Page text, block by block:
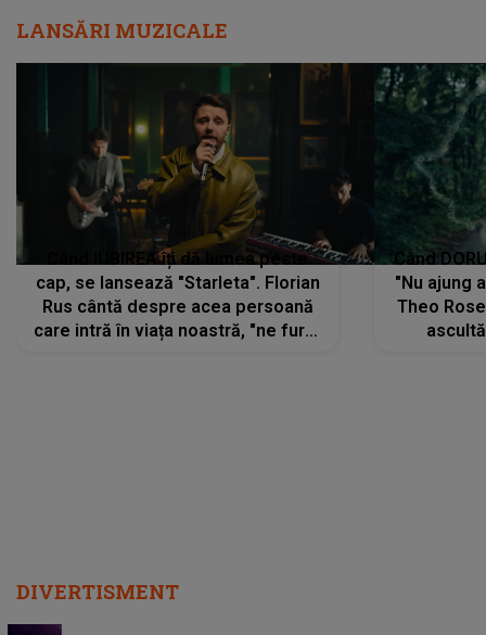
LANSĂRI MUZICALE
Când IUBIREA îți dă lumea peste
cap, se lansează "Starleta". Florian
Rus cântă despre acea persoană
care intră în viața noastră, "ne fură"
Când
"Nu ajung
Theo
DIVERTISMENT